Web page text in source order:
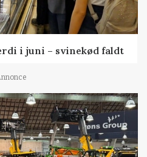
i juni – svinekød faldt